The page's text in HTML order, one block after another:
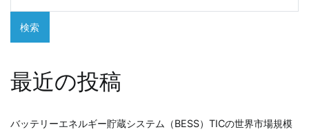
シ
ョ
ン
検索
最近の投稿
バッテリーエネルギー貯蔵システム（BESS）TICの世界市場規模